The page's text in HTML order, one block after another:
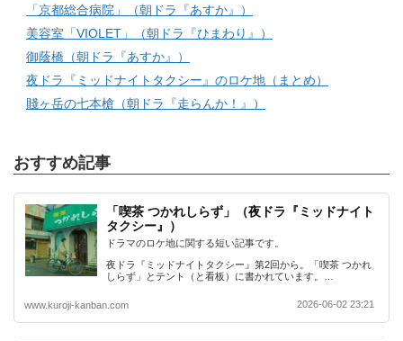
「京都総合病院」（朝ドラ『あすか』）
美容室「VIOLET」（朝ドラ『ひまわり』）
御蔭橋（朝ドラ『あすか』）
夜ドラ『ミッドナイトタクシー』のロケ地（まとめ）
賤ヶ岳の七本槍（朝ドラ『走らんか！』）
おすすめ記事
「喫茶 つかれしらず」（夜ドラ『ミッドナイト
タクシー』）
ドラマのロケ地に関する短い記事です。
夜ドラ『ミッドナイトタクシー』第2回から。「喫茶 つかれ
しらず」とテント（と看板）に書かれています。…
www.kuroji-kanban.com 2026-06-02 23:21